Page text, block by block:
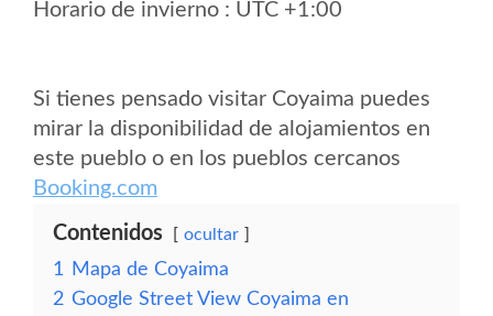
Horario de invierno : UTC +1:00
Si tienes pensado visitar Coyaima puedes
mirar la disponibilidad de alojamientos en
este pueblo o en los pueblos cercanos
Booking.com
Contenidos ocultar
1
Mapa de Coyaima
2 Google Street View Coyaima en